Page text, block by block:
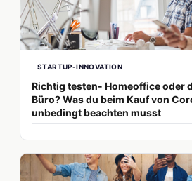
STARTUP-INNOVATION
Richtig testen- Homeoffice oder
Büro? Was du beim Kauf von
unbedingt beachten musst